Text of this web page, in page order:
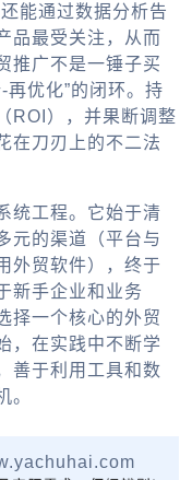
能通过数据分析告
品最受关注，从而
推广不是一锤子买
再优化”的闭环。持
ROI），并果断调整
在刀刃上的不二法
统工程。它始于清
元的渠道（平台与
外贸软件），终于
新手企业和业务
择一个核心的外贸
，在实践中不断学
善于利用工具和数
。